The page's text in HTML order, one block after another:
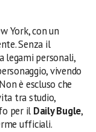
York, con un
Senza il
legami personali,
vivendo
è escluso che
tra studio,
per il Daily Bugle,
ufficiali.